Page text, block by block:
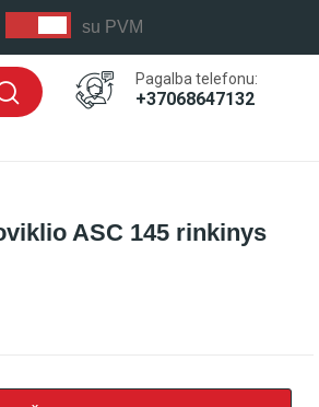
su PVM
Pagalba telefonu:
+37068647132
ASC 145 rinkinys